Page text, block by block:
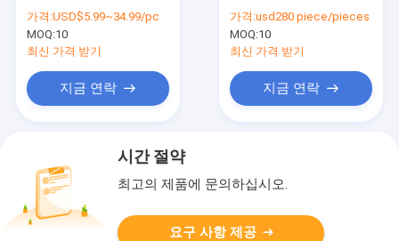
가격:USD$5.99~34.99/pc
MOQ:10
최신 가격 받기
지금 연락
가격:usd280 piece/pieces
MOQ:10
최신 가격 받기
지금 연락
시간 절약
최고의 제품에 문의하십시오.
요구 사항 제공